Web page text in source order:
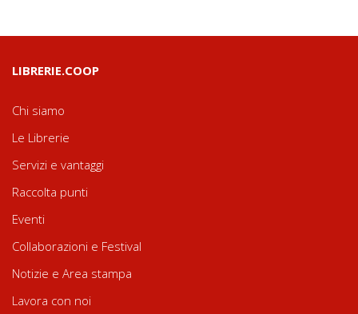
LIBRERIE.COOP
Chi siamo
Le Librerie
Servizi e vantaggi
Raccolta punti
Eventi
Collaborazioni e Festival
Notizie e Area stampa
Lavora con noi